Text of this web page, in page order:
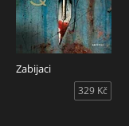
Zabijaci
329 Kč